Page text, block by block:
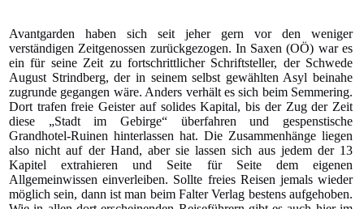
Avantgarden haben sich seit jeher gern vor den weniger
verständigen Zeitgenossen zurückgezogen. In Saxen (OÖ) war es
ein für seine Zeit zu fortschrittlicher Schriftsteller, der Schwede
August Strindberg, der in seinem selbst gewählten Asyl beinahe
zugrunde gegangen wäre. Anders verhält es sich beim Semmering.
Dort trafen freie Geister auf solides Kapital, bis der Zug der Zeit
diese „Stadt im Gebirge“ überfahren und gespenstische
Grandhotel-Ruinen hinterlassen hat. Die Zusammenhänge liegen
also nicht auf der Hand, aber sie lassen sich aus jedem der 13
Kapitel extrahieren und Seite für Seite dem eigenen
Allgemeinwissen einverleiben. Sollte freies Reisen jemals wieder
möglich sein, dann ist man beim Falter Verlag bestens aufgehoben.